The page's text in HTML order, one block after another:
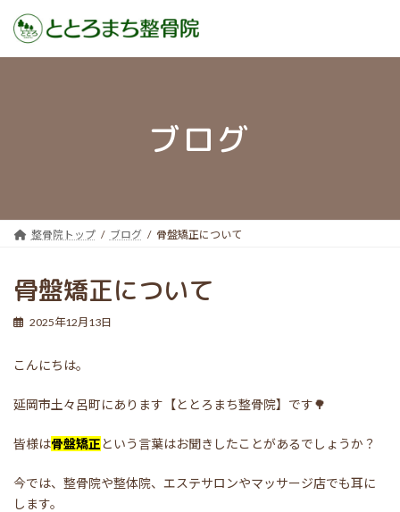
ブログ
整骨院トップ ブログ 骨盤矯正について
骨盤矯正について
2025年12月13日
こんにちは。
延岡市土々呂町にあります【ととろまち整骨院】です🌳
皆様は骨盤矯正という言葉はお聞きしたことがあるでしょうか？
今では、整骨院や整体院、エステサロンやマッサージ店でも耳に
します。